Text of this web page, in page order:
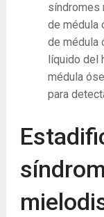
síndromes
de médula
de médula
líquido del
médula
para